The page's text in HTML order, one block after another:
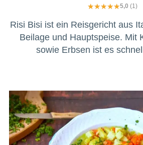
5,0 (1)
Risi Bisi ist ein Reisgericht aus
Beilage und Hauptspeise. Mit
sowie Erbsen ist es